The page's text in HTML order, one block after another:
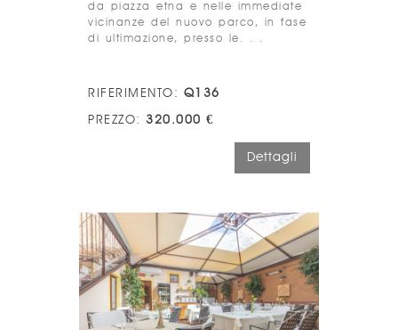
da piazza etna e nelle immediate
vicinanze del nuovo parco, in fase
di ultimazione, presso le. . .
RIFERIMENTO: Q136
PREZZO: 320.000 €
Dettagli